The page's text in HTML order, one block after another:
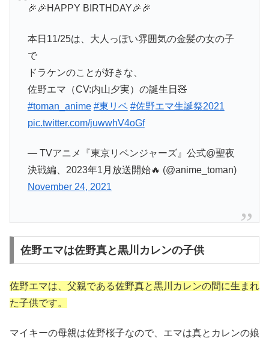
🎉🎉HAPPY BIRTHDAY🎉🎉
本日11/25は、大人っぽい雰囲気の金髪の女の子
で
ドラケンのことが好きな、
佐野エマ（CV:内山夕実）の誕生日🧸
#toman_anime #東リベ #佐野エマ生誕祭2021
pic.twitter.com/juwwhV4oGf
— TVアニメ『東京リベンジャーズ』公式@聖夜
決戦編、2023年1月放送開始🔥 (@anime_toman)
November 24, 2021
佐野エマは佐野真と黒川カレンの子供
佐野エマは、父親である佐野真と黒川カレンの間に生まれ
た子供です。
マイキーの母親は佐野桜子なので、エマは真とカレンの娘